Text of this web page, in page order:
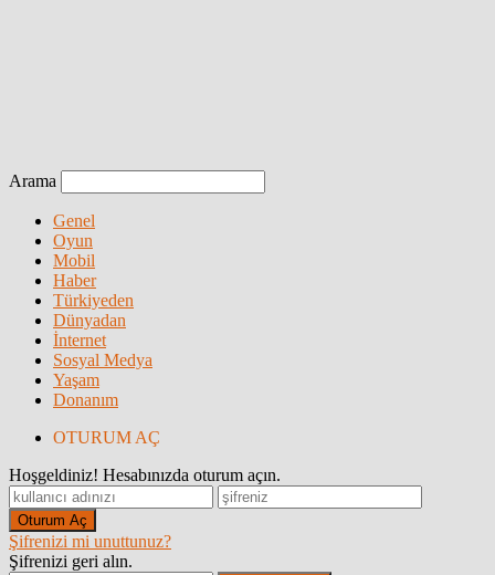
Arama
Genel
Oyun
Mobil
Haber
Türkiyeden
Dünyadan
İnternet
Sosyal Medya
Yaşam
Donanım
OTURUM AÇ
Hoşgeldiniz! Hesabınızda oturum açın.
Şifrenizi mi unuttunuz?
Şifrenizi geri alın.